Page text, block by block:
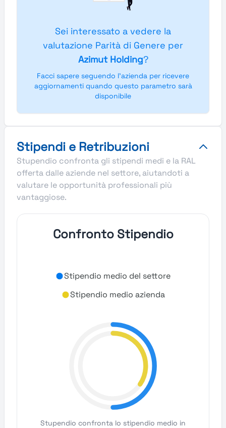
Sei interessato a vedere la
valutazione Parità di Genere per
Azimut Holding?
Facci sapere seguendo l'azienda per ricevere
aggiornamenti quando questo parametro sarà
disponibile
Stipendi e Retribuzioni
Stupendio confronta gli stipendi medi e la RAL
offerta dalle aziende nel settore, aiutandoti a
valutare le opportunità professionali più
vantaggiose.
Confronto Stipendio
Stipendio medio del settore
Stipendio medio azienda
Stupendio confronta lo stipendio medio in